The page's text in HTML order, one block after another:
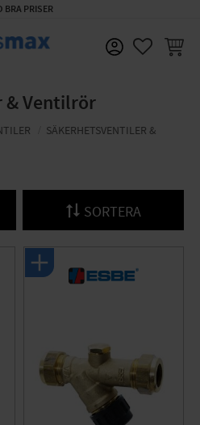
BRA PRISER
& Ventilrör
SÄKERHETSVENTILER &
SORTERA